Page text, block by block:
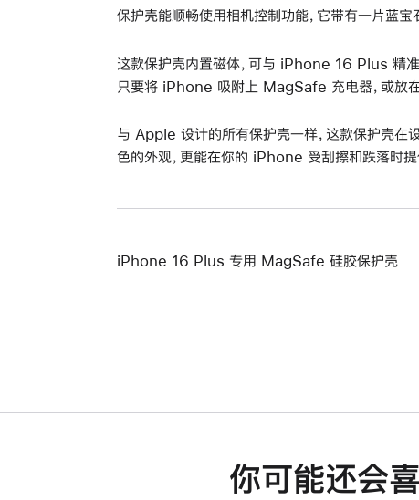
保护壳能顺畅使用相机控制功能，它带有一片蓝宝
这款保护壳内置磁体，可与 iPhone 16 Plus 精准
只要将 iPhone 吸附上 MagSafe 充电器，或放
与 Apple 设计的所有保护壳一样，这款保护壳在
色的外观，更能在你的 iPhone 受刮擦和跌落时提
iPhone 16 Plus 专用 MagSafe 硅胶保护壳
你可能还会